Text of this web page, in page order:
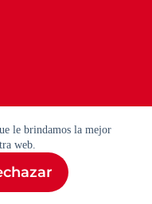
le brindamos la mejor
web.